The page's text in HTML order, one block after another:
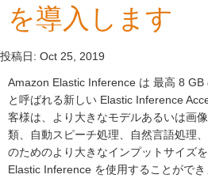
を導入します
投稿日: Oct 25, 2019
Amazon Elastic Inference は 最高 8 GB
と呼ばれる新しい Elastic Inference
客様は、より大きなモデルあるいは画
類、自動スピーチ処理、自然言語処理
のためのより大きなインプットサイズ
Elastic Inference を使用することができ